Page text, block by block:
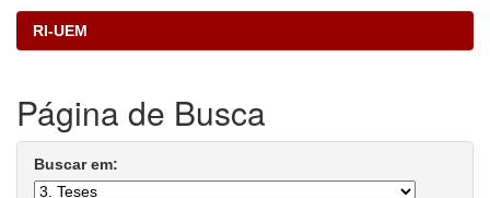
RI-UEM
Página de Busca
Buscar em: